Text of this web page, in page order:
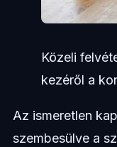
Közeli
kezéről a
Az ismeretlen
szembesülve a